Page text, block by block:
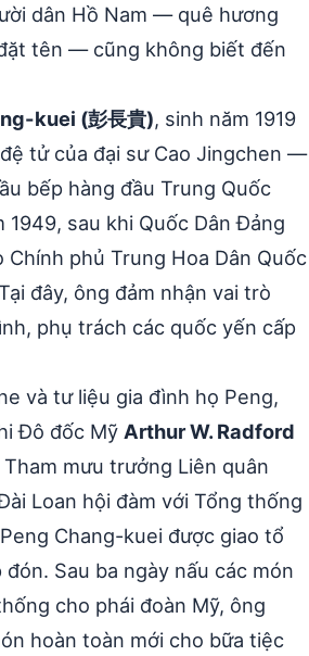
dân Hồ Nam — quê hương
tên — cũng không biết đến
kuei (彭長貴), sinh năm 1919
tử của đại sư Cao Jingchen —
bếp hàng đầu Trung Quốc
1949, sau khi Quốc Dân Đảng
phủ Trung Hoa Dân Quốc
đây, ông đảm nhận vai trò
phụ trách các quốc yến cấp
và tư liệu gia đình họ Peng,
Đô đốc Mỹ Arthur W. Radford
mưu trưởng Liên quân
Loan hội đàm với Tổng thống
Chang-kuei được giao tổ
Sau ba ngày nấu các món
cho phái đoàn Mỹ, ông
hoàn toàn mới cho bữa tiệc